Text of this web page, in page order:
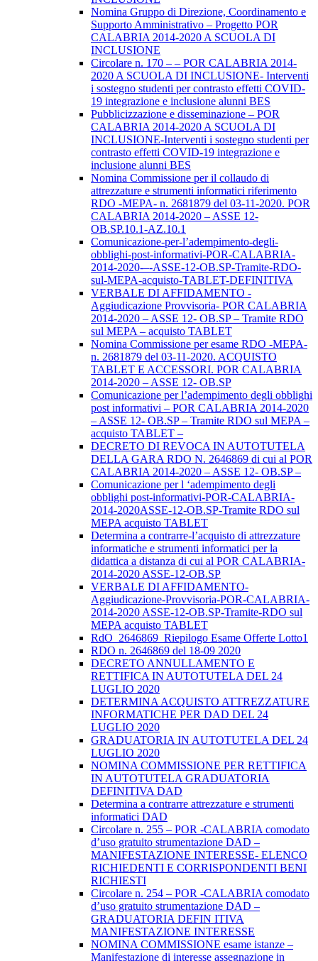
Nomina Gruppo di Direzione, Coordinamento e
Supporto Amministrativo – Progetto POR
CALABRIA 2014-2020 A SCUOLA DI
INCLUSIONE
Circolare n. 170 – – POR CALABRIA 2014-
2020 A SCUOLA DI INCLUSIONE- Interventi
i sostegno studenti per contrasto effetti COVID-
19 integrazione e inclusione alunni BES
Pubblicizzazione e disseminazione – POR
CALABRIA 2014-2020 A SCUOLA DI
INCLUSIONE-Interventi i sostegno studenti per
contrasto effetti COVID-19 integrazione e
inclusione alunni BES
Nomina Commissione per il collaudo di
attrezzature e strumenti informatici riferimento
RDO -MEPA- n. 2681879 del 03-11-2020. POR
CALABRIA 2014-2020 – ASSE 12-
OB.SP.10.1-AZ.10.1
Comunicazione-per-l’adempimento-degli-
obblighi-post-informativi-POR-CALABRIA-
2014-2020-–-ASSE-12-OB.SP-Tramite-RDO-
sul-MEPA-acquisto-TABLET-DEFINITIVA
VERBALE DI AFFIDAMENTO -
Aggiudicazione Provvisoria- POR CALABRIA
2014-2020 – ASSE 12- OB.SP – Tramite RDO
sul MEPA – acquisto TABLET
Nomina Commissione per esame RDO -MEPA-
n. 2681879 del 03-11-2020. ACQUISTO
TABLET E ACCESSORI. POR CALABRIA
2014-2020 – ASSE 12- OB.SP
Comunicazione per l’adempimento degli obblighi
post informativi – POR CALABRIA 2014-2020
– ASSE 12- OB.SP – Tramite RDO sul MEPA –
acquisto TABLET –
DECRETO DI REVOCA IN AUTOTUTELA
DELLA GARA RDO N. 2646869 di cui al POR
CALABRIA 2014-2020 – ASSE 12- OB.SP –
Comunicazione per l ‘adempimento degli
obblighi post-informativi-POR-CALABRIA-
2014-2020ASSE-12-OB.SP-Tramite RDO sul
MEPA acquisto TABLET
Determina a contrarre-l’acquisto di attrezzature
informatiche e strumenti informatici per la
didattica a distanza di cui al POR CALABRIA-
2014-2020 ASSE-12-OB.SP
VERBALE DI AFFIDAMENTO-
Aggiudicazione-Provvisoria-POR-CALABRIA-
2014-2020 ASSE-12-OB.SP-Tramite-RDO sul
MEPA acquisto TABLET
RdO_2646869_Riepilogo Esame Offerte Lotto1
RDO n. 2646869 del 18-09 2020
DECRETO ANNULLAMENTO E
RETTIFICA IN AUTOTUTELA DEL 24
LUGLIO 2020
DETERMINA ACQUISTO ATTREZZATURE
INFORMATICHE PER DAD DEL 24
LUGLIO 2020
GRADUATORIA IN AUTOTUTELA DEL 24
LUGLIO 2020
NOMINA COMMISSIONE PER RETTIFICA
IN AUTOTUTELA GRADUATORIA
DEFINITIVA DAD
Determina a contrarre attrezzature e strumenti
informatici DAD
Circolare n. 255 – POR -CALABRIA comodato
d’uso gratuito strumentazione DAD –
MANIFESTAZIONE INTERESSE- ELENCO
RICHIEDENTI E CORRISPONDENTI BENI
RICHIESTI
Circolare n. 254 – POR -CALABRIA comodato
d’uso gratuito strumentazione DAD –
GRADUATORIA DEFIN ITIVA
MANIFESTAZIONE INTERESSE
NOMINA COMMISSIONE esame istanze –
Manifestazione di interesse assegnazione in